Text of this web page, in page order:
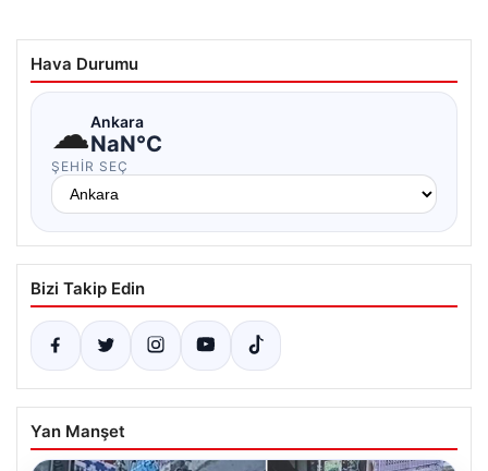
Hava Durumu
☁Ankara
NaN°C
ŞEHIR SEÇ
Bizi Takip Edin
Yan Manşet